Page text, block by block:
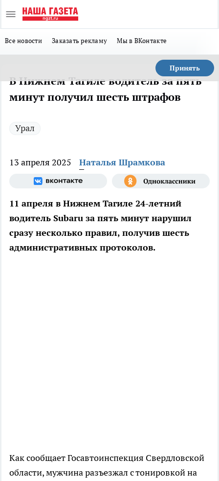
Все новости Заказать рекламу Мы в ВКонтакте
Принять
В Нижнем Тагиле водитель за пять
минут получил шесть штрафов
Урал
13 апреля 2025 Наталья Шрамкова
11 апреля в Нижнем Тагиле 24-летний
водитель Subaru за пять минут нарушил
сразу несколько правил, получив шесть
административных протоколов.
Как сообщает Госавтоинспекция Свердловской
области, мужчина разъезжал с тонировкой на